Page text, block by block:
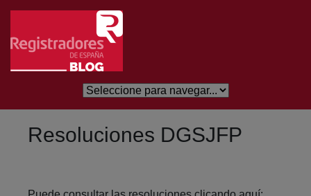
Skip to Main Content
Resoluciones DGSJFP